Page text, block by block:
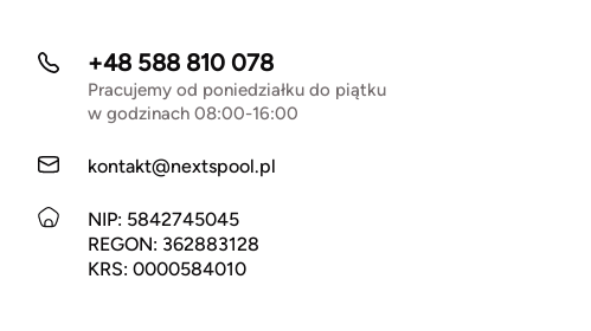
+48 588 810 078
Pracujemy od poniedziałku do piątku
w godzinach 08:00-16:00
kontakt@nextspool.pl
NIP: 5842745045
REGON: 362883128
KRS: 0000584010